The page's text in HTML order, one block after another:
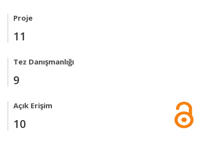
Proje
11
Tez Danışmanlığı
9
Açık Erişim
10